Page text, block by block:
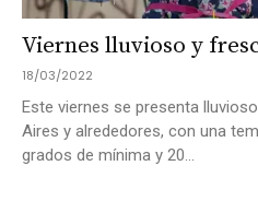
Viernes lluvioso y
18/03/2022
Este viernes se presenta
Aires y alrededores, con una
grados de mínima y 20...